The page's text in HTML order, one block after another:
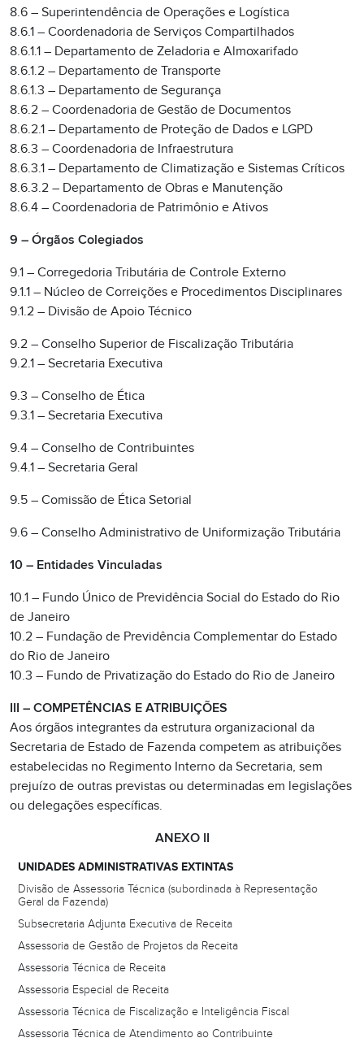
8.6 – Superintendência de Operações e Logística
8.6.1 – Coordenadoria de Serviços Compartilhados
8.6.1.1 – Departamento de Zeladoria e Almoxarifado
8.6.1.2 – Departamento de Transporte
8.6.1.3 – Departamento de Segurança
8.6.2 – Coordenadoria de Gestão de Documentos
8.6.2.1 – Departamento de Proteção de Dados e LGPD
8.6.3 – Coordenadoria de Infraestrutura
8.6.3.1 – Departamento de Climatização e Sistemas Críticos
8.6.3.2 – Departamento de Obras e Manutenção
8.6.4 – Coordenadoria de Patrimônio e Ativos
9 – Órgãos Colegiados
9.1 – Corregedoria Tributária de Controle Externo
9.1.1 – Núcleo de Correições e Procedimentos Disciplinares
9.1.2 – Divisão de Apoio Técnico
9.2 – Conselho Superior de Fiscalização Tributária
9.2.1 – Secretaria Executiva
9.3 – Conselho de Ética
9.3.1 – Secretaria Executiva
9.4 – Conselho de Contribuintes
9.4.1 – Secretaria Geral
9.5 – Comissão de Ética Setorial
9.6 – Conselho Administrativo de Uniformização Tributária
10 – Entidades Vinculadas
10.1 – Fundo Único de Previdência Social do Estado do Rio
de Janeiro
10.2 – Fundação de Previdência Complementar do Estado
do Rio de Janeiro
10.3 – Fundo de Privatização do Estado do Rio de Janeiro
III – COMPETÊNCIAS E ATRIBUIÇÕES
Aos órgãos integrantes da estrutura organizacional da
Secretaria de Estado de Fazenda competem as atribuições
estabelecidas no Regimento Interno da Secretaria, sem
prejuízo de outras previstas ou determinadas em legislações
ou delegações específicas.
ANEXO II
UNIDADES ADMINISTRATIVAS EXTINTAS
Divisão de Assessoria Técnica (subordinada à Representação
Geral da Fazenda)
Subsecretaria Adjunta Executiva de Receita
Assessoria de Gestão de Projetos da Receita
Assessoria Técnica de Receita
Assessoria Especial de Receita
Assessoria Técnica de Fiscalização e Inteligência Fiscal
Assessoria Técnica de Atendimento ao Contribuinte